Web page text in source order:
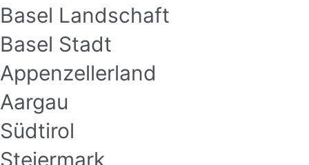
Basel Landschaft
Basel Stadt
Appenzellerland
Aargau
Südtirol
Steiermark